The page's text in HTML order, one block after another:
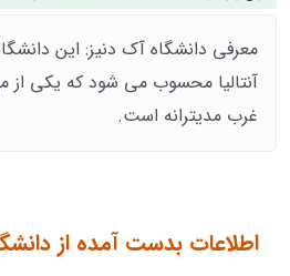
معرفی دانشگاه آک دنیز: این
آنتالیا محسوب می شود که یکی از
غرب مدیترانه است.
اطلاعات بدست آمده از